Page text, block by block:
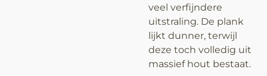
veel verfijndere
uitstraling. De plank
lijkt dunner, terwijl
deze toch volledig uit
massief hout bestaat.